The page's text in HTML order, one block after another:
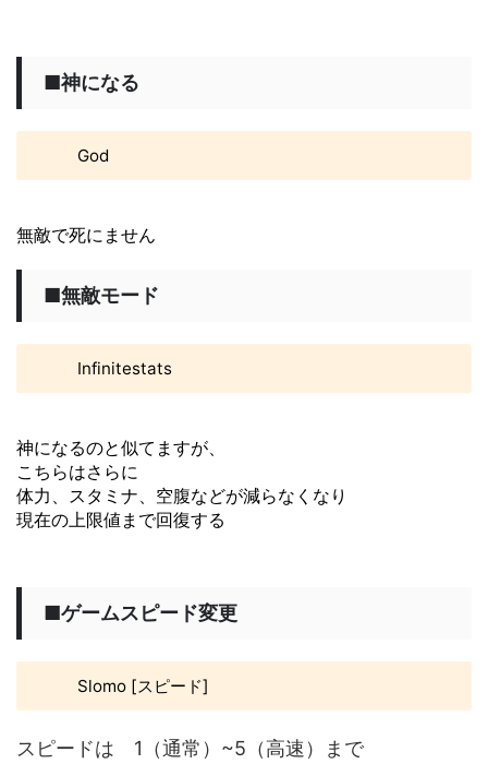
■神になる
God
無敵で死にません
■無敵モード
Infinitestats
神になるのと似てますが、
こちらはさらに
体力、スタミナ、空腹などが減らなくなり
現在の上限値まで回復する
■ゲームスピード変更
Slomo [スピード]
スピードは 1（通常）~5（高速）まで